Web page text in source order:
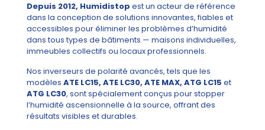
Depuis 2012, Humidistop est un acteur de référence
dans la conception de solutions innovantes, fiables et
accessibles pour éliminer les problèmes d’humidité
dans tous types de bâtiments — maisons individuelles,
immeubles collectifs ou locaux professionnels.
Nos inverseurs de polarité avancés, tels que les
modèles ATE LC15, ATE LC30, ATE MAX, ATG LC15 et
ATG LC30, sont spécialement conçus pour stopper
l’humidité ascensionnelle à la source, offrant des
résultats visibles et durables.